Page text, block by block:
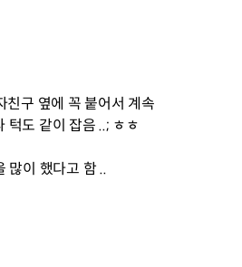
친구 옆에 꼭 붙어서 계속
턱도 같이 잡음 ..; ㅎㅎ
많이 했다고 함 ..